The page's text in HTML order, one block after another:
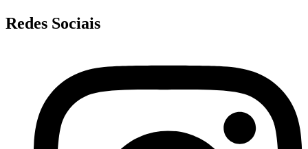
Redes Sociais